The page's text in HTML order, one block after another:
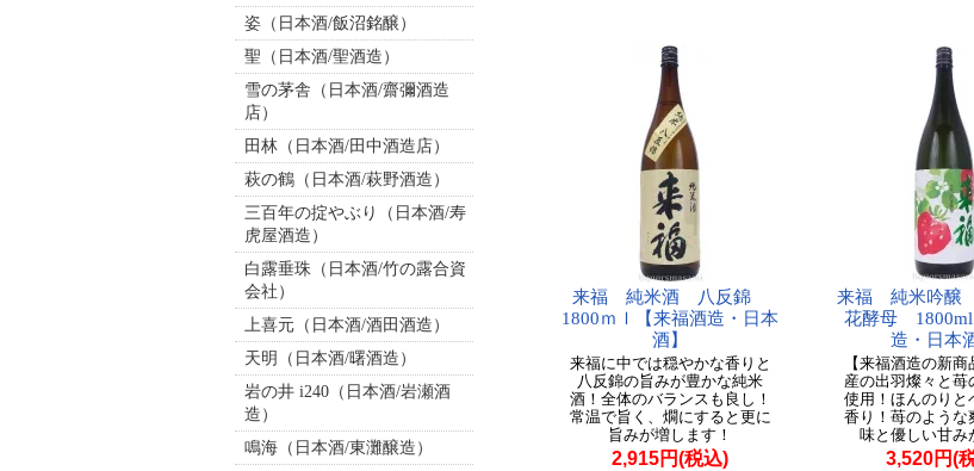
姿（日本酒/飯沼銘醸）
聖（日本酒/聖酒造）
雪の茅舎（日本酒/齋彌酒造
店）
田林（日本酒/田中酒造店）
萩の鶴（日本酒/萩野酒造）
三百年の掟やぶり（日本酒/寿
虎屋酒造）
白露垂珠（日本酒/竹の露合資
会社）
上喜元（日本酒/酒田酒造）
天明（日本酒/曙酒造）
岩の井 i240（日本酒/岩瀬酒
造）
鳴海（日本酒/東灘醸造）
来福 純米酒 八反錦
1800ｍｌ【来福酒造・日本
酒】
来福に中では穏やかな香りと
八反錦の旨みが豊かな純米
酒！全体のバランスも良し！
常温で旨く、燗にすると更に
旨みが増します！
2,915円(税込)
来福 純米吟醸
花酵母 1800ml
造・日本
【来福酒造の新
産の出羽燦々と苺
使用！ほんのりと
香り！苺のような
味と優しい甘み
3,520円(